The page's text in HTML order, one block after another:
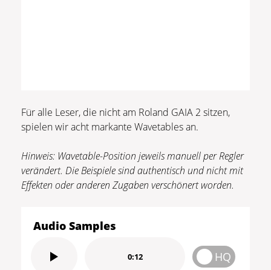
Für alle Leser, die nicht am Roland GAIA 2 sitzen,
spielen wir acht markante Wavetables an.
Hinweis: Wavetable-Position jeweils manuell per Regler
verändert. Die Beispiele sind authentisch und nicht mit
Effekten oder anderen Zugaben verschönert worden.
Audio Samples
0:12 HQ